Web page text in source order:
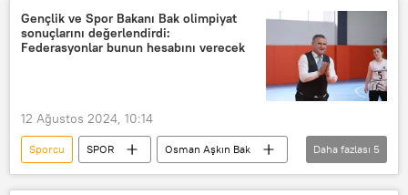
Marka
marka
Olimpiyat Oyunları
Gençlik ve Spor Bakanı Bak olimpiyat
sonuçlarını değerlendirdi:
Federasyonlar bunun hesabını verecek
12 Ağustos 2024, 10:14
Sporcu SPOR
Osman Aşkın Bak
Olimpiyatlar
Fransa
Daha fazlası 5